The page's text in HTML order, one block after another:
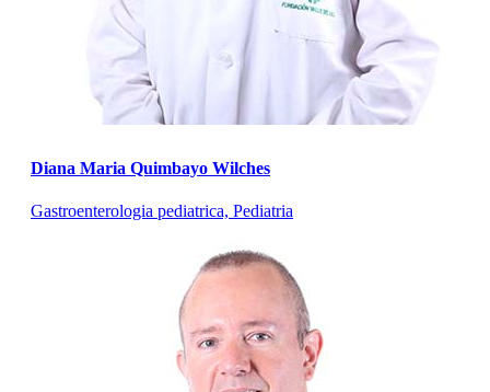
Diana Maria Quimbayo Wilches
Gastroenterologia pediatrica, Pediatria